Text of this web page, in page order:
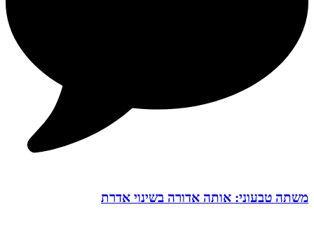
משתה טבעוני: אותה אדורה בשינוי אדרת